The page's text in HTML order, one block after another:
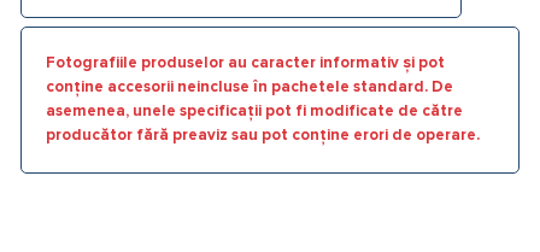
Fotografiile produselor au caracter informativ și pot
conține accesorii neincluse în pachetele standard. De
asemenea, unele specificații pot fi modificate de către
producător fără preaviz sau pot conține erori de operare.